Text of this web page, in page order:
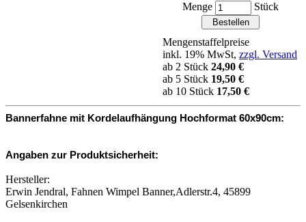
Menge Stück
Mengenstaffelpreise
inkl. 19% MwSt, zzgl. Versand
ab 2 Stück 24,90 €
ab 5 Stück 19,50 €
ab 10 Stück 17,50 €
Bannerfahne mit Kordelaufhängung Hochformat 60x90cm:
Angaben zur Produktsicherheit:
Hersteller:
Erwin Jendral, Fahnen Wimpel Banner,Adlerstr.4, 45899
Gelsenkirchen